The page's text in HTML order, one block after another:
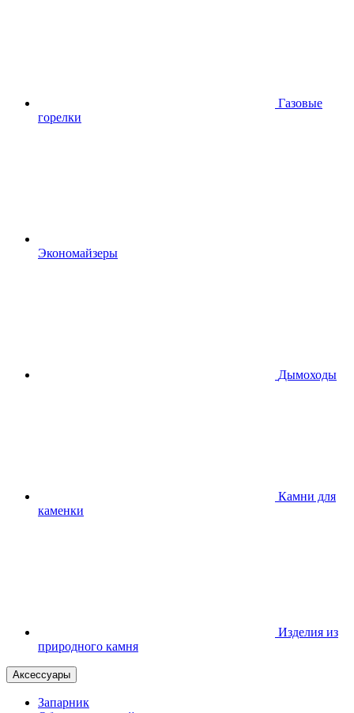
Газовые
горелки
Экономайзеры
Дымоходы
Камни для
каменки
Изделия из
природного камня
Аксессуары
Запарник